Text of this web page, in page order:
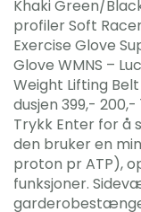
Khaki Green/
profiler Soft
Exercise Glove
Glove WMNS –
Weight Lifting
dusjen 399,-
Trykk Enter for å
den bruker en
proton pr ATP),
funksjoner.